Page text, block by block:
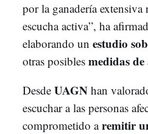
por la ganadería extensiva
escucha activa”, ha
elaborando un estudio
otras posibles medidas de
Desde UAGNhan
escuchar a las personas
comprometido aremitir